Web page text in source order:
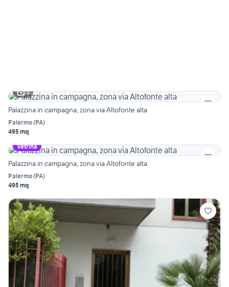
4
Palazzina in campagna, zona via Altofonte alta
Palermo(PA)
495 mq
Vetrina
Palazzina in campagna, zona via Altofonte alta
Palermo(PA)
495 mq